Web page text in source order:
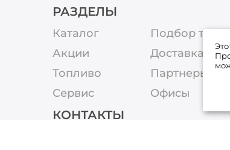
РАЗДЕЛЫ
Каталог
Акции
Топливо
Сервис
Подбор
Доставка
Партнеры
Офисы
КОНТАКТЫ